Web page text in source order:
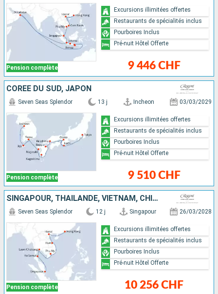
Pension complète 9 446 CHF
Excursions illimitées offertes
Restaurants de spécialités inclus
Pourboires Inclus
Pré-nuit Hôtel Offerte
CORÉE DU SUD, JAPON
Pension complète
Seven Seas Splendor 13 j Incheon 03/03/2029
9 510 CHF
Excursions illimitées offertes
Restaurants de spécialités inclus
Pourboires Inclus
Pré-nuit Hôtel Offerte
SINGAPOUR, THAÏLANDE, VIETNAM, CHINE
Pension complète
Seven Seas Splendor 12 j Singapour 26/03/2028
10 256 CHF
Excursions illimitées offertes
Restaurants de spécialités inclus
Pourboires Inclus
Pré-nuit Hôtel Offerte